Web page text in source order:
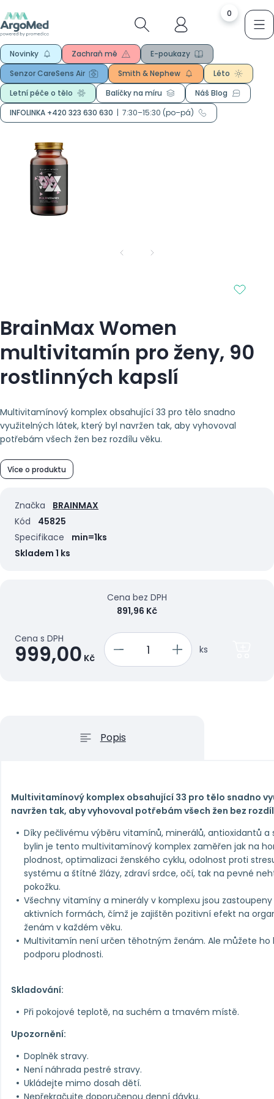
0
Novinky Zachraň mě
E-poukazy
Senzor CareSens Air
Smith & Nephew
Léto
Letní péče o tělo
Balíčky na míru
Náš Blog
INFOLINKA +420 323 630 630 | 7:30–15:30 (po–pá)
BrainMax Women
multivitamín pro ženy, 90
rostlinných kapslí
Multivitamínový komplex obsahující 33 pro tělo snadno
využitelných látek, který byl navržen tak, aby vyhovoval
potřebám všech žen bez rozdílu věku.
Více o produktu
Značka
BRAINMAX
Kód
45825
Specifikace
min=1ks
Skladem 1 ks
Cena s DPH
999,00 Kč
Cena bez DPH
891,96 Kč
ks
Popis
Multivitamínový komplex obsahující 33 pro tělo snadno
navržen tak, aby vyhovoval potřebám všech žen bez
Díky pečlivému výběru vitamínů, minerálů, antioxidantů
bylin je tento multivitamínový komplex zaměřen jak na
plodnost, optimalizaci ženského cyklu, odolnost proti
systému a štítné žlázy, zdraví srdce, očí, tak na pevné
pokožku.
Všechny vitamíny a minerály v komplexu jsou
aktivních formách, čímž je zajištěn pozitivní efekt na
ženám v každém věku.
Multivitamín není určen těhotným ženám. Ale můžete
podporu plodnosti.
Skladování:
Při pokojové teplotě, na suchém a tmavém místě.
Upozornění:
Doplněk stravy.
Není náhrada pestré stravy.
Ukládejte mimo dosah dětí.